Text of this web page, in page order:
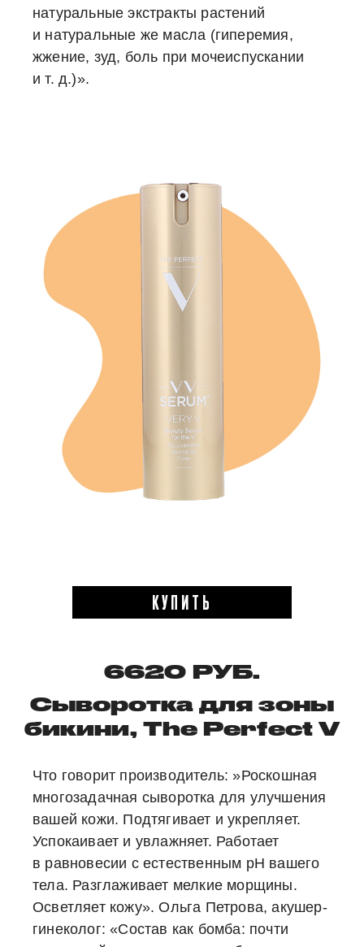
натуральные экстракты растений
и натуральные же масла (гиперемия,
жжение, зуд, боль при мочеиспускании
и т. д.)».
КУПИТЬ
6620 РУБ.
Сыворотка для зоны
бикини, The Perfect V
Что говорит производитель: »Роскошная
многозадачная сыворотка для улучшения
вашей кожи. Подтягивает и укрепляет.
Успокаивает и увлажняет. Работает
в равновесии с естественным рН вашего
тела. Разглаживает мелкие морщины.
Осветляет кожу». Ольга Петрова, акушер-
гинеколог: «Состав как бомба: почти